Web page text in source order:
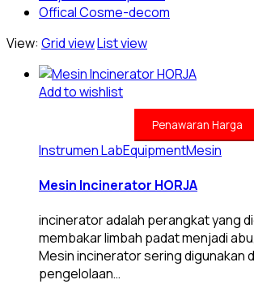
Offical Cosme-decom
View: Grid viewList view
Add to wishlist
Penawaran Harga
Instrumen LabEquipmentMesin
Mesin Incinerator HORJA
incinerator adalah perangkat yang
membakar limbah padat menjadi
Mesin incinerator sering digunakan
pengelolaan…